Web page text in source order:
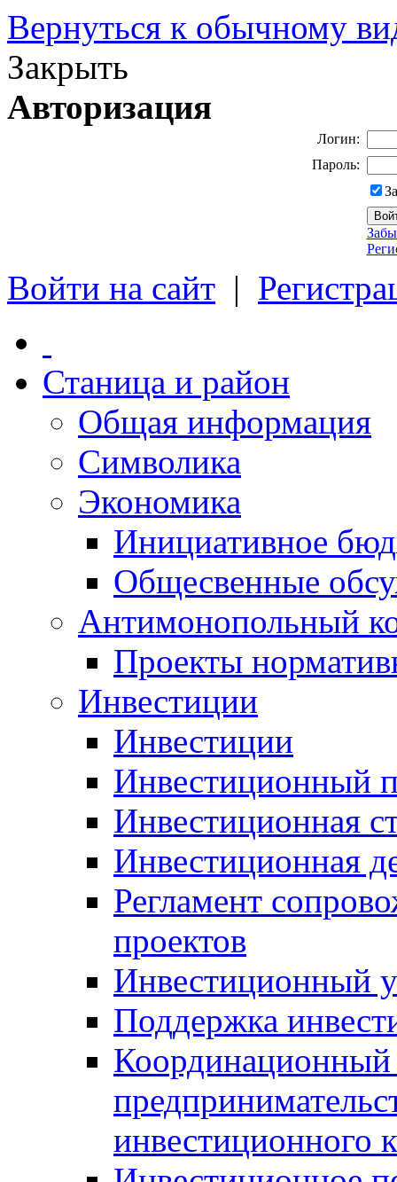
Вернуться к обычному
Закрыть
Авторизация
Логин:
Пароль:
Войти на сайт |
Станица и район
Общая информация
Символика
Экономика
Инициативное
Общесвенные
Антимонопольный
Проекты
Инвестиции
Инвестиции
Инвестиционный
Инвестиционная
Инвестиционная
Регламент
проектов
Инвестиционный
Поддержка
Координационный
инвестиционного